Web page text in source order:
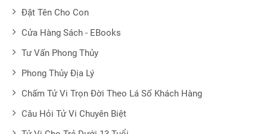
Đặt Tên Cho Con
Cửa Hàng Sách - EBooks
Tư Vấn Phong Thủy
Phong Thủy Địa Lý
Chấm Tử Vi Trọn Đời Theo Lá Số Khách Hàng
Câu Hỏi Tử Vi Chuyên Biệt